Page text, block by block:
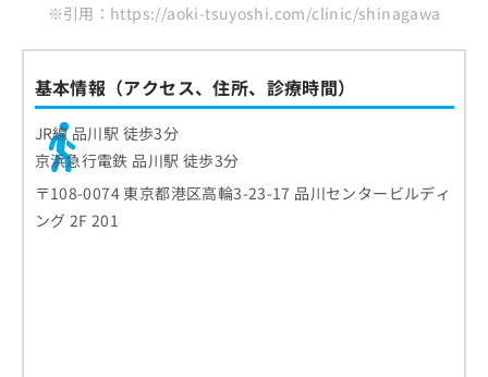
※引用：https://aoki-tsuyoshi.com/clinic/shinagawa
基本情報（アクセス、住所、診療時間）
JR線 品川駅 徒歩3分
京浜急行電鉄 品川駅 徒歩3分
〒108-0074 東京都港区高輪3-23-17 品川センタービルディ
ング 2F 201